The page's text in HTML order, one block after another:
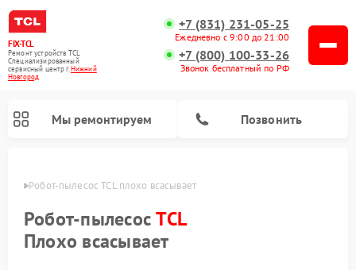
FIX-TCL
Ремонт устройств TCL
Специализированный
cервисный центр г.Нижний
Новгород
+7 (831) 231-05-25
Ежедневно с 9:00 до 21:00
+7 (800) 100-33-26
Звонок бесплатный по РФ
Мы ремонтируем Позвонить
Робот-пылесос TCL плохо всасывает
Робот-пылесосTCL
Плохо всасывает